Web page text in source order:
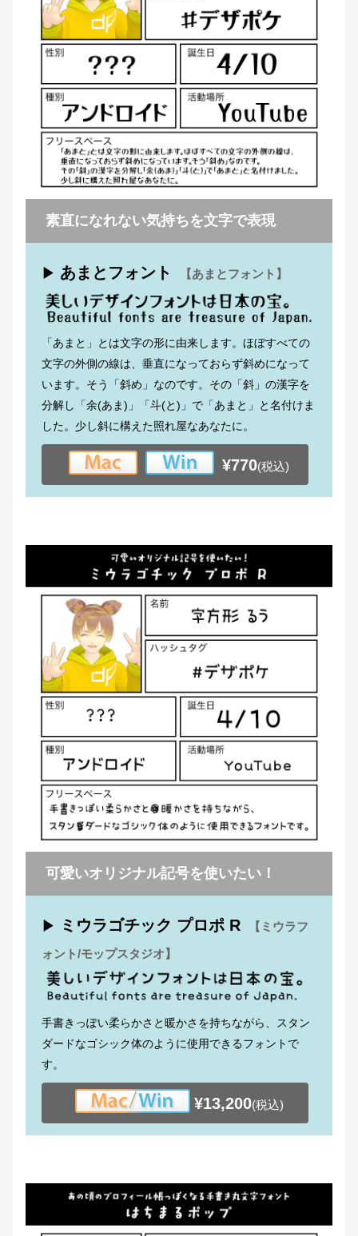
素直になれない気持ちを文字で表現
▶ あまとフォント 【あまとフォント】
「あまと」とは文字の形に由来します。ほぼすべての
文字の外側の線は、垂直になっておらず斜めになって
います。そう「斜め」なのです。その「斜」の漢字を
分解し「余(あま)」「斗(と)」で「あまと」と名付けま
した。少し斜に構えた照れ屋なあなたに。
¥770(税込)
可愛いオリジナル記号を使いたい！
▶ ミウラゴチック プロポ R
【ミウラフ
ォント/モップスタジオ】
手書きっぽい柔らかさと暖かさを持ちながら、スタン
ダードなゴシック体のように使用できるフォントで
す。
¥13,200(税込)